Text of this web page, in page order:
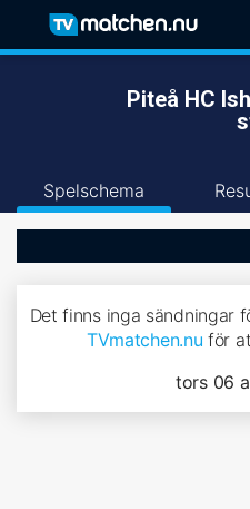
Piteå HC
Spelschema
Det finns inga sändningar
TVmatchen.nu för
tors 06